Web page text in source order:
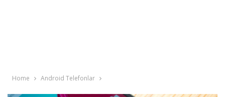
Home Android Telefonlar